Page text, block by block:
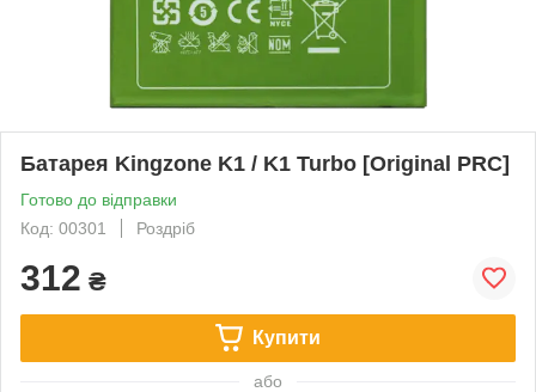
Батарея Kingzone K1 / K1 Turbo [Original PRC]
Готово до відправки
Код: 00301
Роздріб
312 ₴
Купити
або